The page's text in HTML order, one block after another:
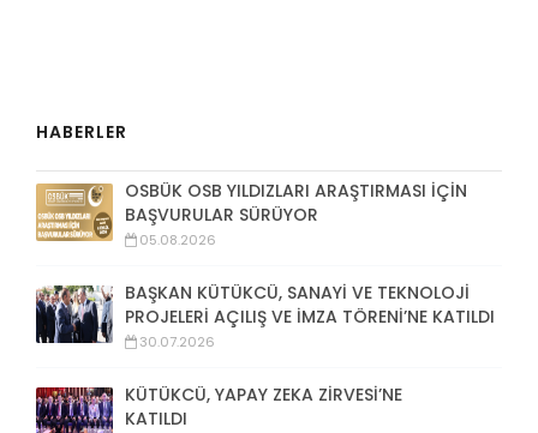
HABERLER
OSBÜK OSB YILDIZLARI ARAŞTIRMASI İÇİN
BAŞVURULAR SÜRÜYOR
05.08.2026
BAŞKAN KÜTÜKCÜ, SANAYİ VE TEKNOLOJİ
PROJELERİ AÇILIŞ VE İMZA TÖRENİ’NE KATILDI
30.07.2026
KÜTÜKCÜ, YAPAY ZEKA ZİRVESİ’NE
KATILDI